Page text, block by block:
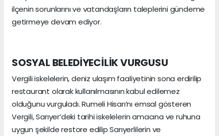
ilçenin sorunlarını ve vatandaşların taleplerini gündeme
getirmeye devam ediyor.
SOSYAL BELEDİYECİLİK VURGUSU
Vergili iskelelerin, deniz ulaşım faaliyetinin sona erdirilip
restaurant olarak kullanılmasının kabul edilemez
olduğunu vurguladı. Rumeli Hisarı’nı emsal gösteren
Vergili, Sarıyer’deki tarihi iskelelerin amacına ve ruhuna
uygun şekilde restore edilip Sarıyerlilerin ve